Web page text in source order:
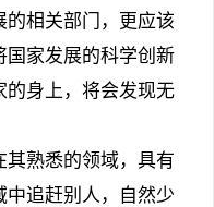
相关部门，更应该
国家发展的科学创新
的身上，将会发现无
熟悉的领域，具有
中追赶别人，自然少